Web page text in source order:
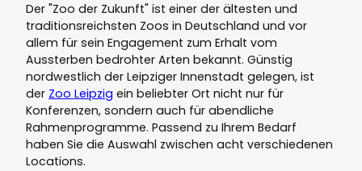
Der "Zoo der Zukunft" ist einer der ältesten und
traditionsreichsten Zoos in Deutschland und vor
allem für sein Engagement zum Erhalt vom
Aussterben bedrohter Arten bekannt. Günstig
nordwestlich der Leipziger Innenstadt gelegen, ist
der Zoo Leipzig ein beliebter Ort nicht nur für
Konferenzen, sondern auch für abendliche
Rahmenprogramme. Passend zu Ihrem Bedarf
haben Sie die Auswahl zwischen acht verschiedenen
Locations.